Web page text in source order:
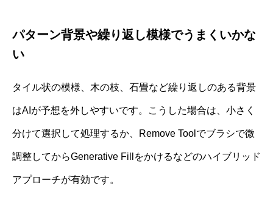
パターン背景や繰り返し模様でうまくいかな
い
タイル状の模様、木の枝、石畳など繰り返しのある背景
はAIが予想を外しやすいです。こうした場合は、小さく
分けて選択して処理するか、Remove Toolでブラシで微
調整してからGenerative Fillをかけるなどのハイブリッド
アプローチが有効です。